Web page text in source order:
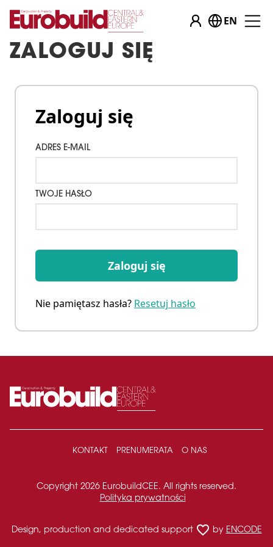
EN
ZALOGUJ SIĘ
Zaloguj się
ADRES E-MAIL
TWOJE HASŁO
Zaloguj się
Nie pamiętasz hasła? Resetuj hasło
KONTAKT PRENUMERATA O NAS
Copyright 2026 EurobuildCEE. All rights reserved.
Polityka prywatności
Design, production and dedicated support favorite_border by ENCODE